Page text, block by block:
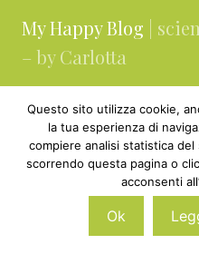
My Happy Blog |
– by Carlotta
Contatti
About
Collaborazioni &
Questo sito utilizza cookie,
la tua esperienza di
compiere analisi statistica
scorrendo questa pagina o
acconsenti
Ok